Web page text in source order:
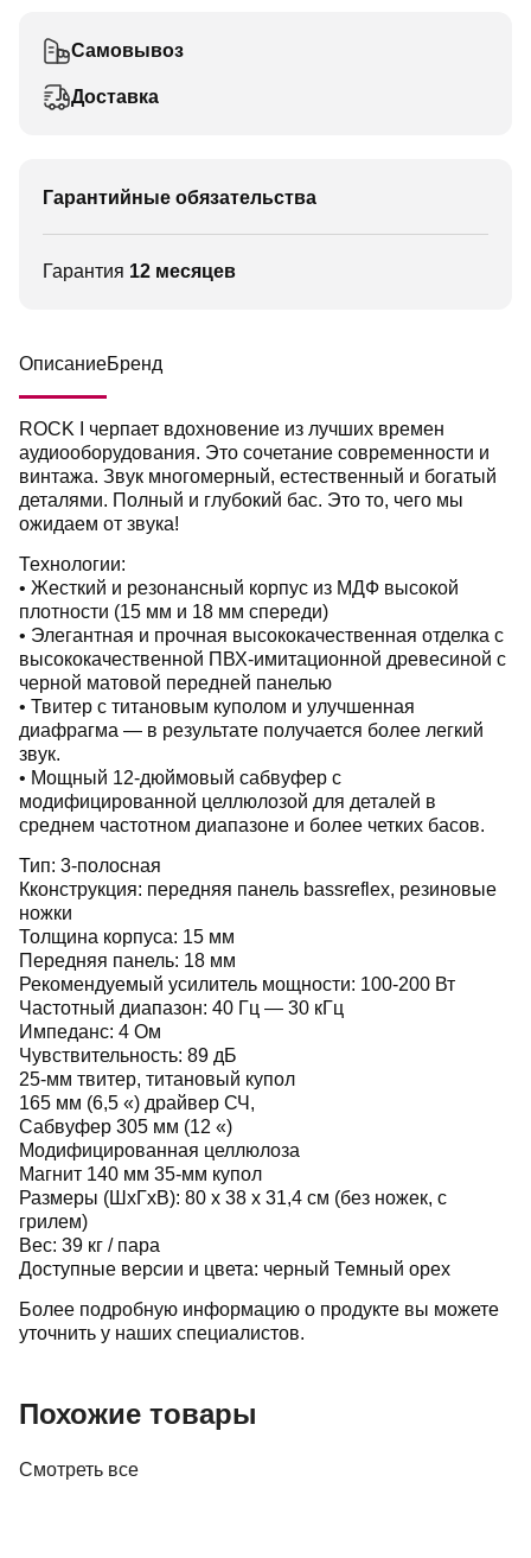
Самовывоз
Доставка
Гарантийные обязательства
Гарантия 12 месяцев
ОписаниеБренд
ROCK I черпает вдохновение из лучших времен
аудиооборудования. Это сочетание современности и
винтажа. Звук многомерный, естественный и богатый
деталями. Полный и глубокий бас. Это то, чего мы
ожидаем от звука!
Технологии:
• Жесткий и резонансный корпус из МДФ высокой
плотности (15 мм и 18 мм спереди)
• Элегантная и прочная высококачественная отделка с
высококачественной ПВХ-имитационной древесиной с
черной матовой передней панелью
• Твитер с титановым куполом и улучшенная
диафрагма — в результате получается более легкий
звук.
• Мощный 12-дюймовый сабвуфер с
модифицированной целлюлозой для деталей в
среднем частотном диапазоне и более четких басов.
Тип: 3-полосная
Кконструкция: передняя панель bassreflex, резиновые
ножки
Толщина корпуса: 15 мм
Передняя панель: 18 мм
Рекомендуемый усилитель мощности: 100-200 Вт
Частотный диапазон: 40 Гц — 30 кГц
Импеданс: 4 Ом
Чувствительность: 89 дБ
25-мм твитер, титановый купол
165 мм (6,5 «) драйвер СЧ,
Сабвуфер 305 мм (12 «)
Модифицированная целлюлоза
Магнит 140 мм 35-мм купол
Размеры (ШхГхВ): 80 x 38 x 31,4 см (без ножек, с
грилем)
Вес: 39 кг / пара
Доступные версии и цвета: черный Темный орех
Более подробную информацию о продукте вы можете
уточнить у наших специалистов.
Похожие товары
Смотреть все